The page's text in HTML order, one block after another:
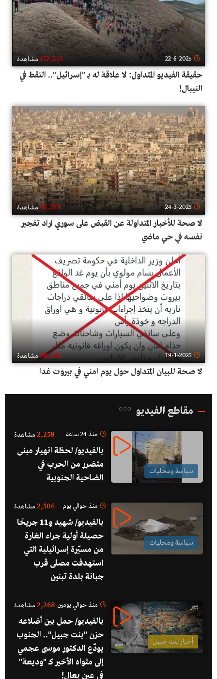
22-6-2025
172,215 مشاهدة
حقيقة الفيديو المتداول: لا علاقة له بـ "إسرائيل".. التقط في
النيبال!
24-3-2025
93,705مشاهدة
لا صحة للأخبار المتداولة عن القبض على سوري اراد تفجير
نفسه في حي ماضي
19-1-2025
98,191مشاهدة
لا صحة للبيان المتداول حول يوم امني في بيروت غدا
مقاطع الفيديو
سياسة ومحليات
منذ 24 ساعة 2,258 مشاهدة
بالفيديو/ لحظة انهيار مبنى
متضرر من الحرب في
الضاحية الجنوبية
سياسة ومحليات
منذ حوالي يوم 2,506 مشاهدة
بالفيديو/ شهيد و11 جريحًا
حصيلة أولية جراء الغارة
من مسيّرة إسرائيلية التي
استهدفت مصلى قرب
جبانة بلدة تبنين
أخبار بنت جبيل
منذ حوالي يومين 2,268 مشاهدة
بالفيديو/ حمل بين أضلاعه
حزن "بنت جبيل".. الجنوب
يودّع الدكتور موسى عجمي
إلى مثواه الأخير كـ "وديعة"
في عين بعال!